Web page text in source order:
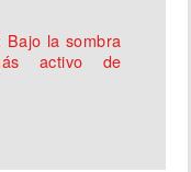
Bajo la sombra
activo de